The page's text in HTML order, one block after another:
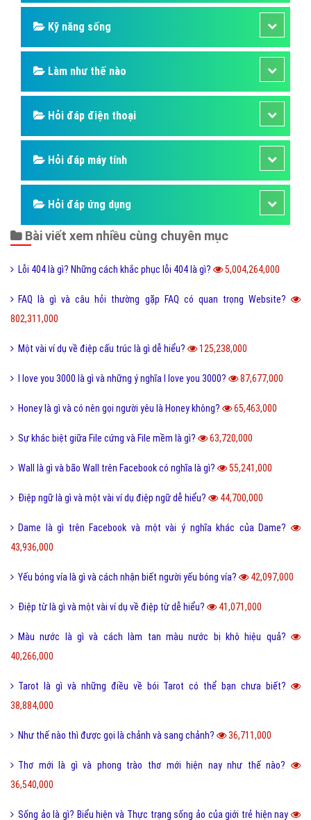
Kỹ năng sống
Làm như thế nào
Hỏi đáp điện thoại
Hỏi đáp máy tính
Hỏi đáp ứng dụng
Bài viết xem nhiều cùng chuyên mục
Lỗi 404 là gì? Những cách khắc phục lỗi 404 là gì? 5,004,264,000
FAQ là gì và câu hỏi thường gặp FAQ có quan trọng Website?
802,311,000
Một vài ví dụ về điệp cấu trúc là gì dễ hiểu? 125,238,000
I love you 3000 là gì và những ý nghĩa I love you 3000? 87,677,000
Honey là gì và có nên gọi người yêu là Honey không? 65,463,000
Sự khác biệt giữa File cứng và File mềm là gì? 63,720,000
Wall là gì và bão Wall trên Facebook có nghĩa là gì? 55,241,000
Điệp ngữ là gì và một vài ví dụ điệp ngữ dễ hiểu? 44,700,000
Dame là gì trên Facebook và một vài ý nghĩa khác của Dame?
43,936,000
Yếu bóng vía là gì và cách nhận biết người yếu bóng vía? 42,097,000
Điệp từ là gì và một vài ví dụ về điệp từ dễ hiểu? 41,071,000
Màu nước là gì và cách làm tan màu nước bị khô hiệu quả?
40,266,000
Tarot là gì và những điều về bói Tarot có thể bạn chưa biết?
38,884,000
Như thế nào thì được gọi là chảnh và sang chảnh? 36,711,000
Thơ mới là gì và phong trào thơ mới hiện nay như thế nào?
36,540,000
Sống ảo là gì? Biểu hiện và Thực trạng sống ảo của giới trẻ hiện nay